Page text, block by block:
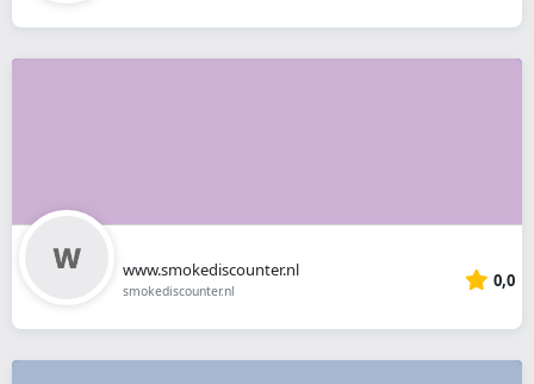
www.smokediscounter.nl
smokediscounter.nl 0,0